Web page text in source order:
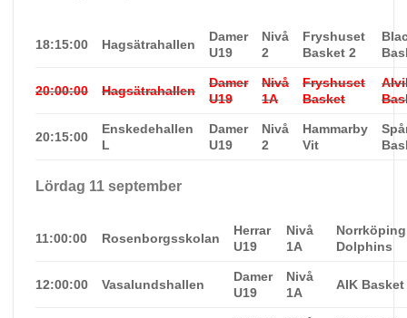
18:15:00 Hagsätrahallen
Damer
U19
Nivå
2
Fryshuset
Basket 2
20:00:00 Hagsätrahallen
Damer
U19
Nivå
1A
Fryshuset
Basket
20:15:00
Enskedehallen
L
Damer
U19
Nivå
2
Hammarby
Vit
Lördag 11 september
11:00:00 Rosenborgsskolan
Herrar
U19
Nivå
1A
Norrköping
Dolphins
12:00:00 Vasalundshallen
Damer
U19
Nivå
1A
AIK Basket